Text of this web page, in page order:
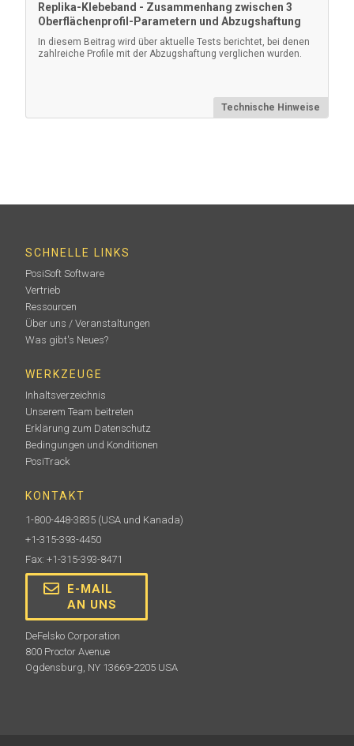
AC Power Kit
Pelican-Koffer für PosiTector
sicheren Halt Ihres PosiTector .
Replika-Klebeband - Zusammenhang zwischen 3
Oberflächenprofil-Parametern und Abzugshaftung
In diesem Beitrag wird über aktuelle Tests berichtet, bei denen
zahlreiche Profile mit der Abzugshaftung verglichen wurden.
Technische Hinweise
SCHNELLE LINKS
PosiSoft Software
Vertrieb
Ressourcen
Über uns / Veranstaltungen
Was gibt's Neues?
WERKZEUGE
Inhaltsverzeichnis
Unserem Team beitreten
Erklärung zum Datenschutz
Bedingungen und Konditionen
PosiTrack
KONTAKT
1-800-448-3835 (USA und Kanada)
+1-315-393-4450
Fax: +1-315-393-8471
E-MAIL
AN UNS
DeFelsko Corporation
800 Proctor Avenue
Ogdensburg, NY 13669-2205 USA